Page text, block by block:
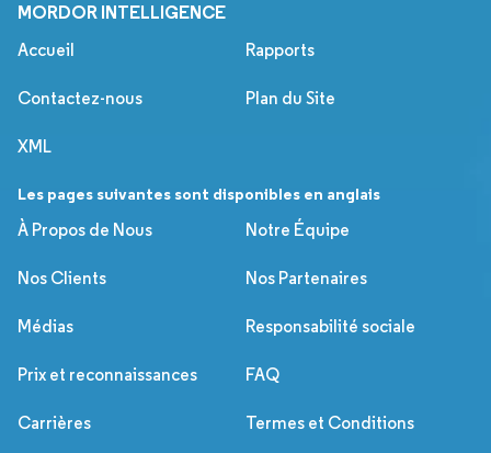
MORDOR INTELLIGENCE
Accueil Rapports
Contactez-nous Plan du Site
XML
Les pages suivantes sont disponibles en anglais
À Propos de Nous
Notre Équipe
Nos Clients Nos Partenaires
Médias Responsabilité sociale
Prix et reconnaissances FAQ
Carrières Termes et Conditions